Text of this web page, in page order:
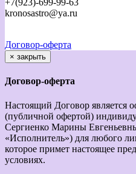
+7(923)-699-99-63
kronosastro@ya.ru
Договор-оферта
× закрыть
Договор-оферта
Настоящий Договор является
(публичной офертой)
Сергиенко Марины
«Исполнитель») для любого
которое примет настоящее
условиях.